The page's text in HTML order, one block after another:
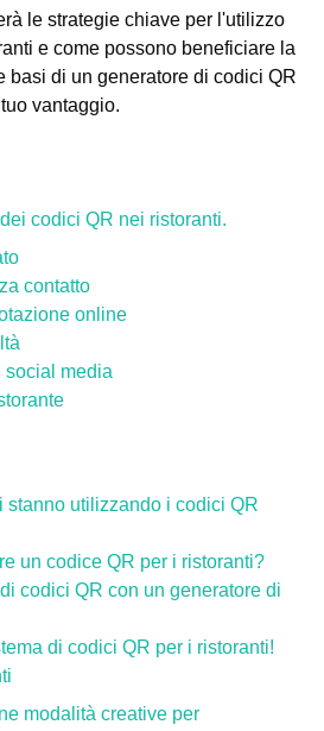
le strategie chiave per l'utilizzo
e come possono beneficiare la
basi di un generatore di codici QR
vantaggio.
codici QR nei ristoranti.
contatto
online
social media
stanno utilizzando i codici QR
un codice QR per i ristoranti?
codici QR con un generatore di
di codici QR per i ristoranti!
modalità creative per